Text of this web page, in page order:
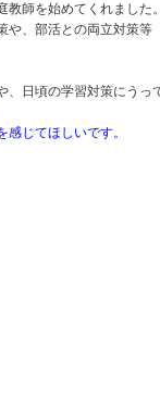
教師を始めてくれました
や、部活との両立対策等
、日頃の学習対策にうっ
じてほしいです。